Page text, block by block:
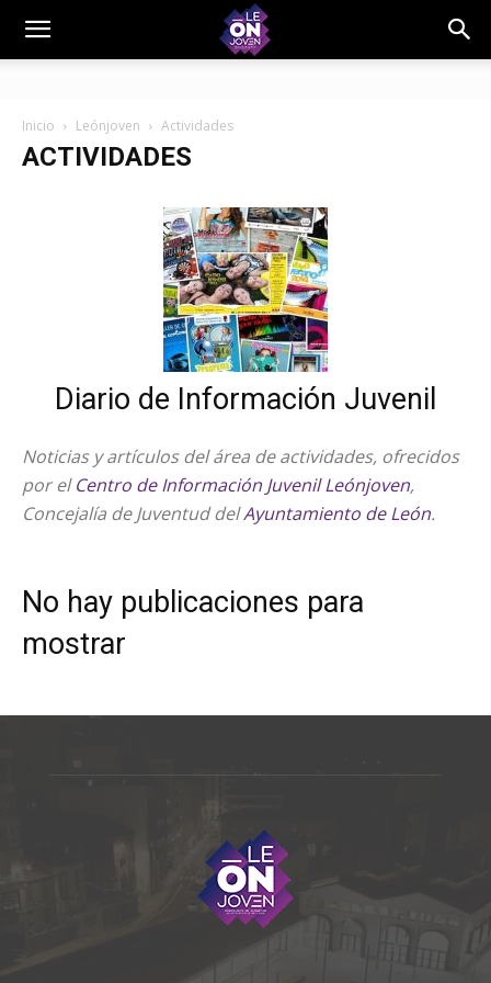
Inicio Leónjoven Actividades
ACTIVIDADES
Diario de Información Juvenil
Noticias y artículos del área de actividades, ofrecidos
por elCentro de Información Juvenil Leónjoven,
Concejalía de Juventud delAyuntamiento de León.
No hay publicaciones para
mostrar